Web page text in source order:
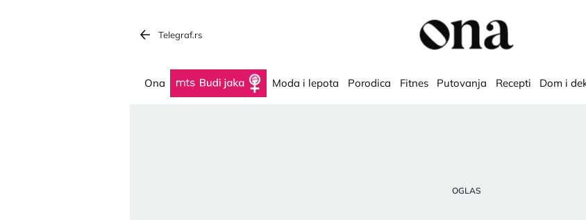
Telegraf.rs
Ona Budi jaka Moda i lepota Porodica Fitnes Putovanja Recepti Dom i